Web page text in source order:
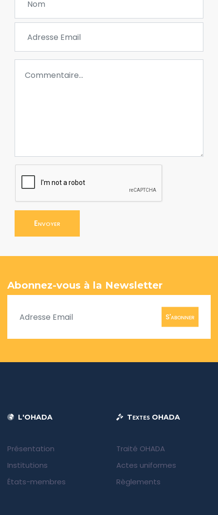
Envoyer
Abonnez-vous à la Newsletter
S'abonner
L'OHADA
Présentation
Institutions
États-membres
Textes OHADA
Traité OHADA
Actes uniformes
Règlements